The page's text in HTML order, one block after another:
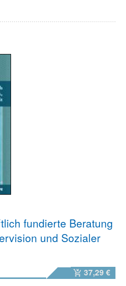
fundierte Beratung
und Sozialer
37,29 €